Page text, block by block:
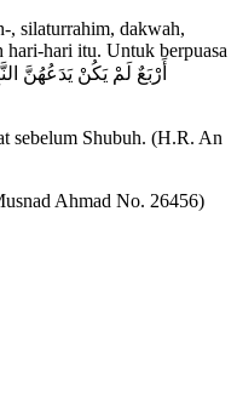
, silaturrahim, dakwah,
hari itu. Untuk berpuasa
sebelum Shubuh. (H.R. An
Ahmad No. 26456)